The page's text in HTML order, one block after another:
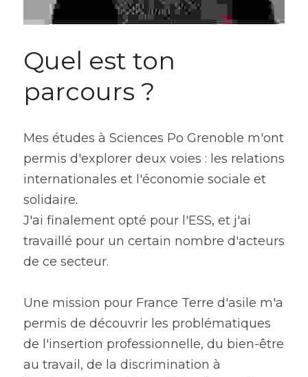
Quel est ton
parcours ?
Mes études à Sciences Po Grenoble m'ont
permis d'explorer deux voies : les relations
internationales et l'économie sociale et
solidaire.
J'ai finalement opté pour l'ESS, et j'ai
travaillé pour un certain nombre d'acteurs
de ce secteur.
Une mission pour France Terre d'asile m'a
permis de découvrir les problématiques
de l'insertion professionnelle, du bien-être
au travail, de la discrimination à